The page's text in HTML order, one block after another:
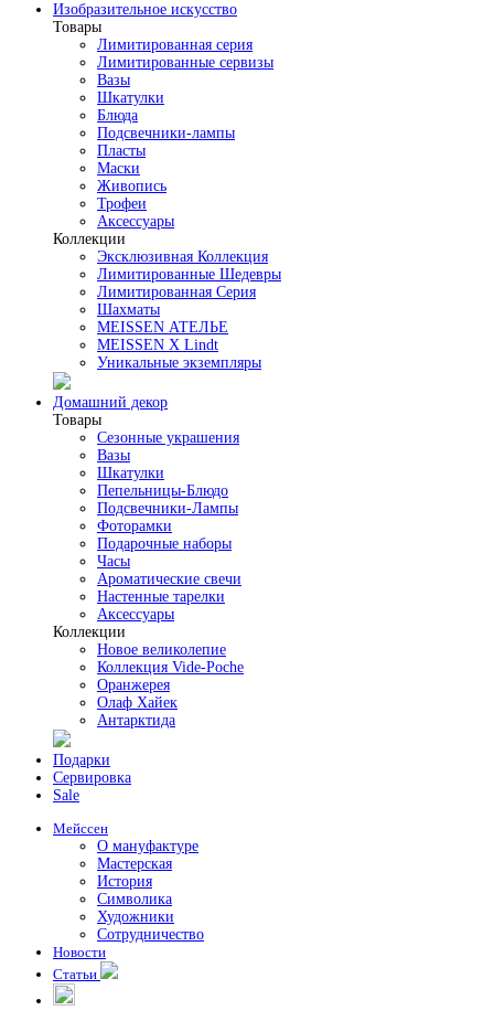
Изобразительное искусство
Товары
Лимитированная серия
Лимитированные сервизы
Вазы
Шкатулки
Блюда
Подсвечники-лампы
Пласты
Маски
Живопись
Трофеи
Аксессуары
Коллекции
Эксклюзивная Коллекция
Лимитированные Шедевры
Лимитированная Серия
Шахматы
MEISSEN АТЕЛЬЕ
MEISSEN X Lindt
Уникальные экземпляры
Домашний декор
Товары
Сезонные украшения
Вазы
Шкатулки
Пепельницы-Блюдо
Подсвечники-Лампы
Фоторамки
Подарочные наборы
Часы
Ароматические свечи
Настенные тарелки
Аксессуары
Коллекции
Новое великолепие
Коллекция Vide-Poche
Оранжерея
Олаф Хайек
Антарктида
Подарки
Сервировка
Sale
Мейссен
О мануфактуре
Мастерская
История
Символика
Художники
Сотрудничество
Новости
Статьи